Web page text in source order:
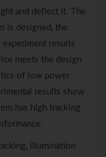
and deflect it. The
is designed, the
experiment results
meets the design
of low power
results show
has high tracking
illumination